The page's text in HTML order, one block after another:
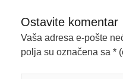
Ostavite komentar
Vaša adresa e-pošte
polja su označena sa *